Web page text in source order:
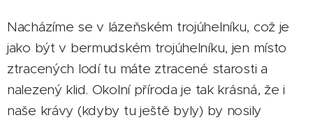
Nacházíme se v lázeňském trojúhelníku, což je
jako být v bermudském trojúhelníku, jen místo
ztracených lodí tu máte ztracené starosti a
nalezený klid. Okolní příroda je tak krásná, že i
naše krávy (kdyby tu ještě byly) by nosily